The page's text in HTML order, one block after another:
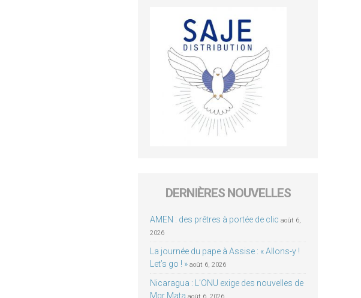
DERNIÈRES NOUVELLES
AMEN : des prêtres à portée de clic août 6,
2026
La journée du pape à Assise : « Allons-y !
Let’s go ! » août 6, 2026
Nicaragua : L’ONU exige des nouvelles de
Mgr Mata